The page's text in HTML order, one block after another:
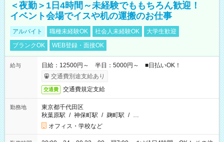
＜夜勤＞1日4時間～未経験でももちろん歓迎！
イベント会場でイスや机の運搬のお仕事
アルバイト 職種未経験OK 社会人未経験OK
大学生歓迎
ブランクOK
WEB登録・面接OK
給与
日給：12500円～ 半日：5000円～ ■日払いOK！
交通費別途支給あり
交通費 交通費規定支給
勤務地
東京都千代田区
秋葉原駅 / 神保町駅 / 麹町駅 / …
オフィス・学校など